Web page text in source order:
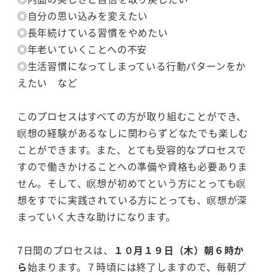
◎自分の思い込みを変えたい
◎長年続けている習慣をやめたい
◎年老いていくことへの不安
◎生活習慣になってしまっている行動パターンをか
えたい など
このプロセスはすべての方が取り組むことができ、
瞑想の経験があるなしに関わらずどなたでも楽しむ
ことができます。また、とても受容的なプロセスで
すので働きかけることへの準備や資格も必要ありま
せん。そして、瞑想が初めてという方にとっても瞑
想をすでに実践されている方にとっても、瞑想が深
まっていく大きな助けになります。
7日間のプロセスは、
１０月１９日（木）朝６時か
ら始まります。７時頃には終了しますので、毎朝プ